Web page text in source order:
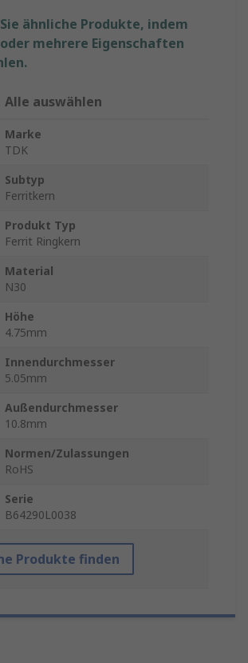
ähnliche Produkte, indem
mehrere Eigenschaften
Alle auswählen
Marke
TDK
Subtyp
Ferritkern
Produkt Typ
Ferrit Ringkern
Material
N30
Höhe
4.75mm
Innendurchmesser
5.05mm
Außendurchmesser
10.8mm
Normen/Zulassungen
RoHS
Serie
B64290L0038
Produkte finden